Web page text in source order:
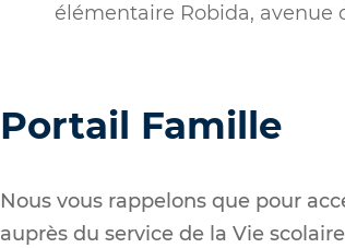
élémentaire Robida, avenue
Portail Famille
Nous vous rappelons que pour
auprès du service de la Vie